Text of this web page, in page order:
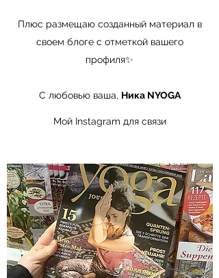
Плюс размещаю созданный материал в
своем блоге с отметкой вашего
профиля✨
С любовью ваша, Ника NYOGA
Мой Instagram для связи